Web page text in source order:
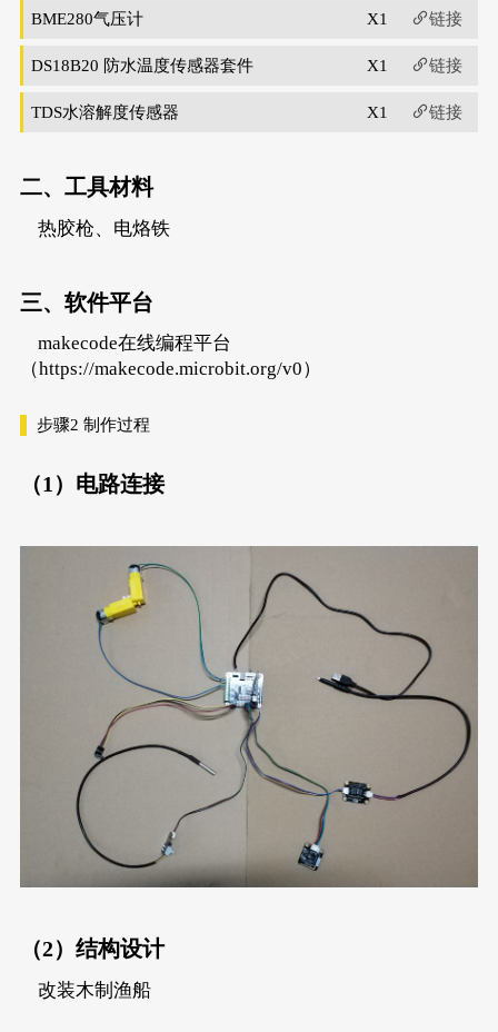
BME280气压计 X1 链接
DS18B20 防水温度传感器套件 X1 链接
TDS水溶解度传感器 X1 链接
二、工具材料
热胶枪、电烙铁
三、软件平台
makecode在线编程平台
（https://makecode.microbit.org/v0）
步骤2 制作过程
（1）电路连接
（2）结构设计
改装木制渔船